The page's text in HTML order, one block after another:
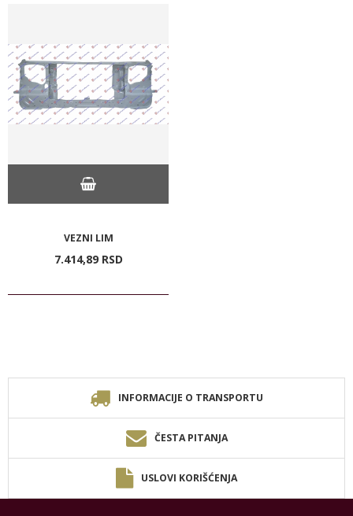
VEZNI LIM
7.414,89 RSD
INFORMACIJE O TRANSPORTU
ČESTA PITANJA
USLOVI KORIŠĆENJA